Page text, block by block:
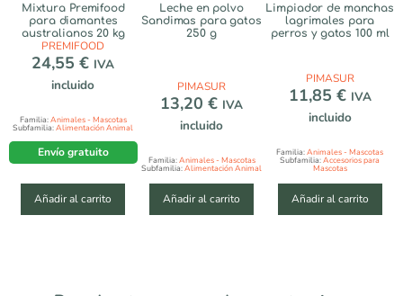
Mixtura Premifood
para diamantes
australianos 20 kg
PREMIFOOD
24,55€ IVA
incluido
Familia:Animales - Mascotas
Subfamilia:Alimentación Animal
Envío gratuito
Añadir al carrito
Leche en polvo
Sandimas para gatos
250 g
PIMASUR
13,20 € IVA
incluido
Familia:Animales - Mascotas
Subfamilia:Alimentación Animal
Añadir al carrito
Limpiador de manchas
lagrimales para
perros y gatos 100 ml
PIMASUR
11,85 € IVA
incluido
Familia:Animales - Mascotas
Subfamilia:Accesorios para
Mascotas
Añadir al carrito